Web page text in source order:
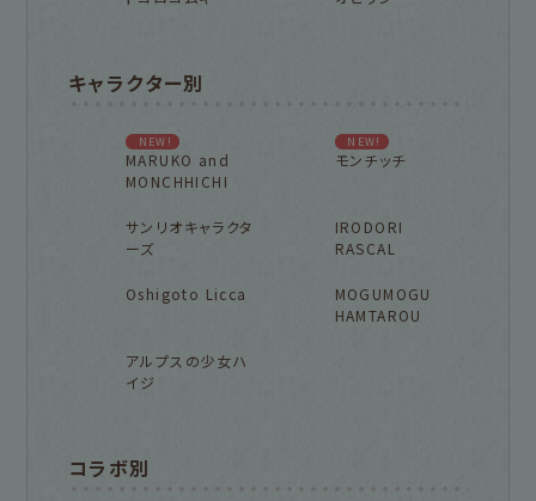
キャラクター別
NEW!
MARUKO and
MONCHHICHI
NEW!
モンチッチ
サンリオキャラクタ
ーズ
IRODORI
RASCAL
Oshigoto Licca
MOGUMOGU
HAMTAROU
アルプスの少女ハ
イジ
コラボ別